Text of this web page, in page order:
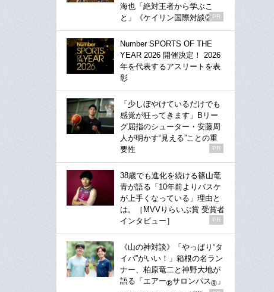
海也「絶対王者から学ぶこ
と」《ケイリン国際対談②》
PR
Number SPORTS OF THE
YEAR 2026 開催決定！ 2026
年を代表するアスリートを表
彰
「少しぼやけているだけでも
感覚が狂ってきます」Bリー
グ屈指のシューター・安藤周
人が明かす“見える”ことの重
要性
PR
38歳でも進化を続ける篠山竜
青が語る「10年前よりバスケ
が上手くなっている」理由と
は。［MVVりらいぶ賞 受賞者
インタビュー］
PR
《山の神対談》「やっぱり“タ
イパ”がいい！」箱根の名ラン
ナー、柏原竜二と神野大地が
語る「エアー®サロンパス® 」